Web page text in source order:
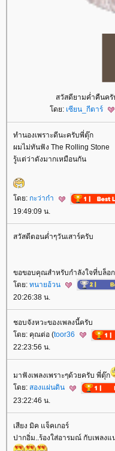
สวัสดียามค่ำคืนค
ดย: เซียน_กีตาร์
ทำนองเพราะดีนะครับพี่ตุ๊ก
ผมไม่ทันฟัง The Rolling Stone
รู้แต่ว่าดังมากเหมือนกัน
ดย: กะว่าก๋า
19:49:09 น.
สวัสดีตอนค่ำๆวันเสาร์ครับ
ขอขอบคุณสำหรับกำลังใจที่บล็อ
ดย: ทนายอ้วน
20:26:38 น.
ชอบจังหวะของเพลงนี้ครับ
ดย: คุณต่อ (toor36
22:23:56 น.
มาฟังเพลงเพราะๆด้วยครับ พี่ตุ๊ก
ดย: สองแผ่นดิน
23:22:46 น.
เสียง มิค แจ็คเกอร์
ปากอิ่ม..ร้องใส่อารมณ์ กับเพลง